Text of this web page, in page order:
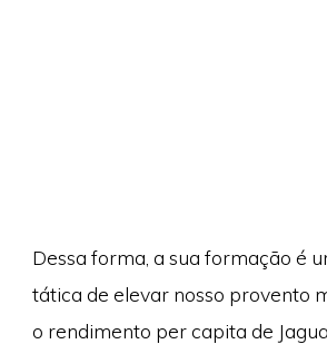
Dessa forma, a sua formação é
tática de elevar nosso provento
o rendimento per capita de